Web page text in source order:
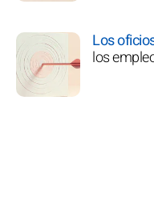
Los
los